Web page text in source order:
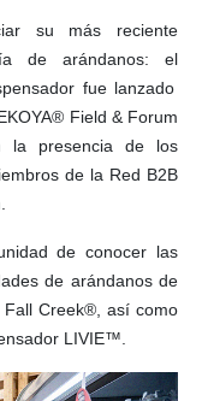
su más reciente
de arándanos: el
fue lanzado
Field & Forum
la presencia de los
de la Red B2B
de conocer las
de arándanos de
Fall Creek®, así como
LIVIE™.